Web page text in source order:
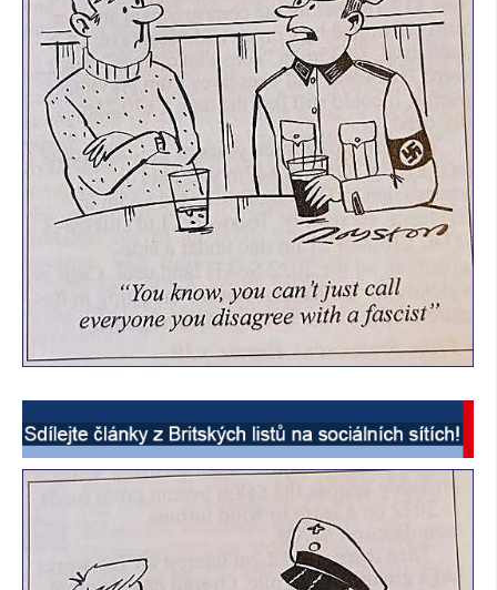
PLNÁ VERZE STRÁNEK